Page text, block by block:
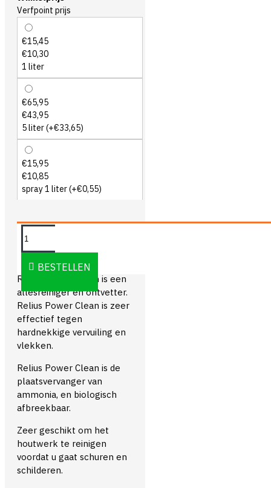
Verfpoint prijs
€15,45
€10,30
1 liter
€65,95
€43,95
5 liter(+€33,65)
€15,95
€10,85
spray 1 liter(+€0,55)
BESTELLEN
OMSCHRIJVING
Relius Power Clean is een
allesreiniger en ontvetter.
Relius Power Clean is zeer
effectief tegen
hardnekkige vervuiling en
vlekken.
Relius Power Clean is de
plaatsvervanger van
ammonia, en biologisch
afbreekbaar.
Zeer geschikt om het
houtwerk te reinigen
voordat u gaat schuren en
schilderen.